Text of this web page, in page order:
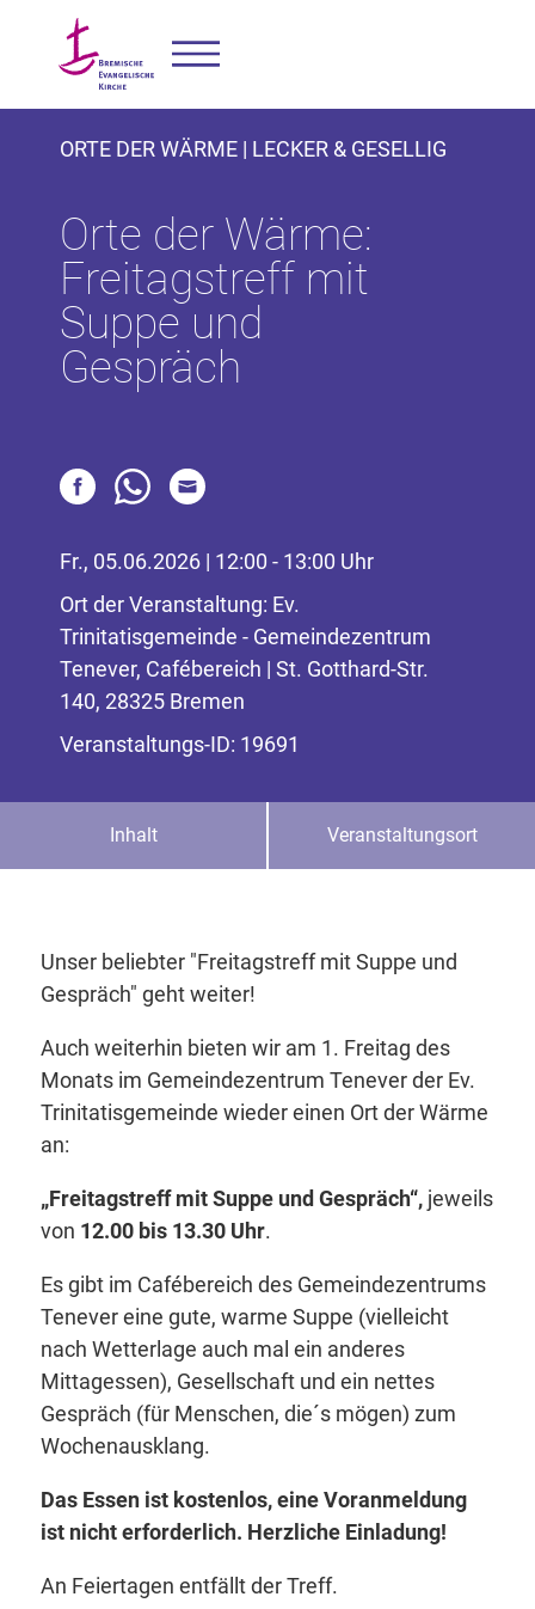
ORTE DER WÄRME | LECKER & GESELLIG
Orte der Wärme:
Freitagstreff mit
Suppe und
Gespräch
Fr., 05.06.2026 | 12:00 - 13:00 Uhr
Ort der Veranstaltung: Ev.
Trinitatisgemeinde - Gemeindezentrum
Tenever, Cafébereich | St. Gotthard-Str.
140, 28325 Bremen
Veranstaltungs-ID: 19691
Inhalt Veranstaltungsort
Unser beliebter "Freitagstreff mit Suppe und
Gespräch" geht weiter!
Auch weiterhin bieten wir am 1. Freitag des
Monats im Gemeindezentrum Tenever der Ev.
Trinitatisgemeinde wieder einen Ort der Wärme
an:
„Freitagstreff mit Suppe und Gespräch“, jeweils
von 12.00 bis 13.30 Uhr.
Es gibt im Cafébereich des Gemeindezentrums
Tenever eine gute, warme Suppe (vielleicht
nach Wetterlage auch mal ein anderes
Mittagessen), Gesellschaft und ein nettes
Gespräch (für Menschen, die´s mögen) zum
Wochenausklang.
Das Essen ist kostenlos, eine Voranmeldung
ist nicht erforderlich. Herzliche Einladung!
An Feiertagen entfällt der Treff.